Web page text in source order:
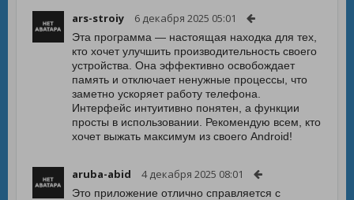
ars-stroiy 6 декабря 2025 05:01
Эта программа — настоящая находка для тех,
кто хочет улучшить производительность своего
устройства. Она эффективно освобождает
память и отключает ненужные процессы, что
заметно ускоряет работу телефона.
Интерфейс интуитивно понятен, а функции
просты в использовании. Рекомендую всем, кто
хочет выжать максимум из своего Android!
aruba-abid 4 декабря 2025 08:01
Это приложение отлично справляется с